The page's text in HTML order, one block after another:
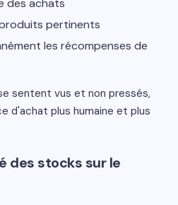
des achats
pertinents
les récompenses de
sentent vus et non pressés,
d'achat plus humaine et plus
des stocks sur le